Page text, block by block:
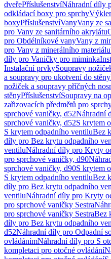
dveřePříslušenstvíNáhradní díly
odkládací boxy pro sprchy
boxyPříslušenstvíVanyVany ze
pro Vany ze sanitárního akrylátu
pro Obdélníkové vanyVany z
pro Vany z minerálního materiálu
díly pro Vaničky pro miminka
Instalační prvkySoupravy
a soupravy pro ukotvení do stěny
nožiček a soupravy příčných
stěnyPříslušenstvíSoupravy na
zařizovacích předmětů pro
sprchové vaničky, d52Náhradní
sprchové vaničky, d52S krytem
S krytem odpadního ventiluBez
díly pro Bez krytu odpadního
ventiluNáhradní díly pro Kryty
pro sprchové vaničky, d90
sprchové vaničky, d90S krytem
S krytem odpadního ventiluBez
díly pro Bez krytu odpadního
ventiluNáhradní díly pro Kryty
pro sprchové vaničky Sestra
pro sprchové vaničky SestraBez
díly pro Bez krytu odpadního
d52Náhradní díly pro Odpadní
ovládánímNáhradní díly pro S
kompletaci pro otočné ovládání